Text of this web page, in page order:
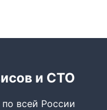
и СТО
всей России